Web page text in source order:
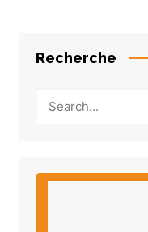
Recherche